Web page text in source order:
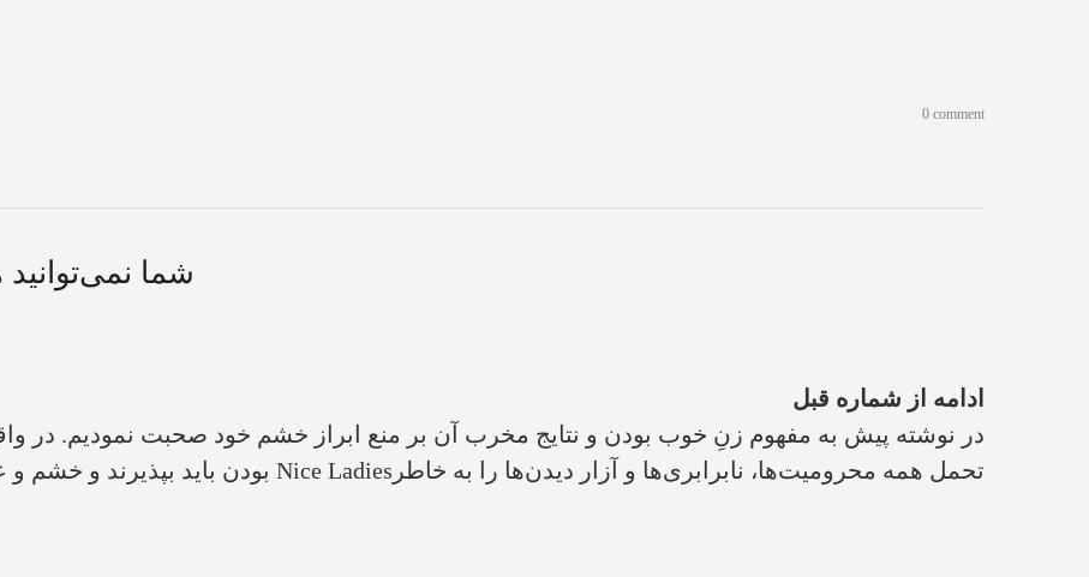
0 comment
شما
ادامه از شماره قبل
در نوشته پیش به مفهوم زنِ خوب بودن و نتایج مخرب آن بر منع ابراز خشم خود صحبت نمودیم. در
تحمل همه محرومیت‌ها، نابرابری‌‌ها و آزار دیدن‌ها را به خاطر‌ Nice Ladies بودن باید بپذیرند و خشم و